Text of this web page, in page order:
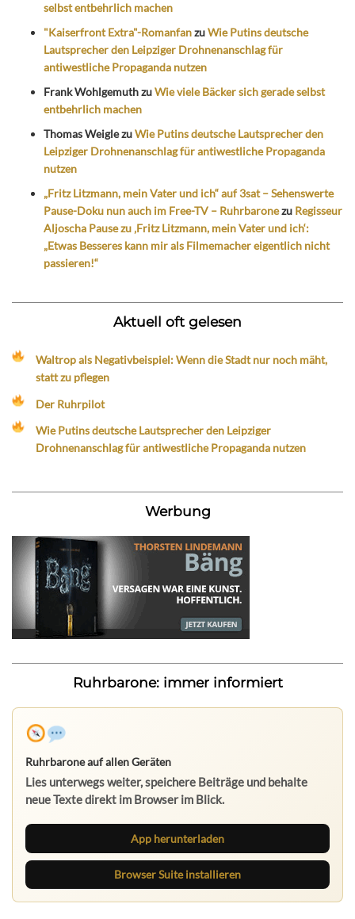
selbst entbehrlich machen
"Kaiserfront Extra"-RomanfanzuWie Putins deutsche
Lautsprecher den Leipziger Drohnenanschlag für
antiwestliche Propaganda nutzen
Frank WohlgemuthzuWie viele Bäcker sich gerade selbst
entbehrlich machen
Thomas WeiglezuWie Putins deutsche Lautsprecher den
Leipziger Drohnenanschlag für antiwestliche Propaganda
nutzen
„Fritz Litzmann, mein Vater und ich“ auf 3sat – Sehenswerte
Pause-Doku nun auch im Free-TV – Ruhrbaronezu Regisseur
Aljoscha Pause zu ‚Fritz Litzmann, mein Vater und ich‘:
„Etwas Besseres kann mir als Filmemacher eigentlich nicht
passieren!“
Aktuell oft gelesen
Waltrop als Negativbeispiel: Wenn die Stadt nur noch mäht,
statt zu pflegen
Der Ruhrpilot
Wie Putins deutsche Lautsprecher den Leipziger
Drohnenanschlag für antiwestliche Propaganda nutzen
Werbung
Ruhrbarone: immer informiert
Ruhrbarone auf allen Geräten
Lies unterwegs weiter, speichere Beiträge und behalte
neue Texte direkt im Browser im Blick.
App herunterladen
Browser Suite installieren